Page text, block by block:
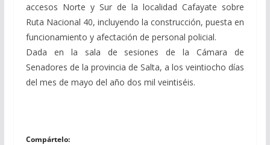
accesos Norte y Sur de la localidad Cafayate sobre
Ruta Nacional 40, incluyendo la construcción, puesta en
funcionamiento y afectación de personal policial.
Dada en la sala de sesiones de la Cámara de
Senadores de la provincia de Salta, a los veintiocho días
del mes de mayo del año dos mil veintiséis.
Compártelo: